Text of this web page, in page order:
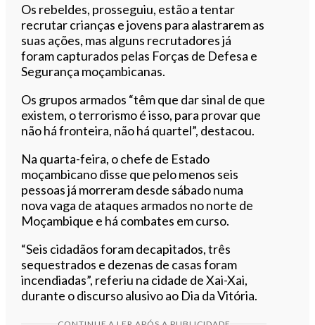
Os rebeldes, prosseguiu, estão a tentar
recrutar crianças e jovens para alastrarem as
suas ações, mas alguns recrutadores já
foram capturados pelas Forças de Defesa e
Segurança moçambicanas.
Os grupos armados “têm que dar sinal de que
existem, o terrorismo é isso, para provar que
não há fronteira, não há quartel”, destacou.
Na quarta-feira, o chefe de Estado
moçambicano disse que pelo menos seis
pessoas já morreram desde sábado numa
nova vaga de ataques armados no norte de
Moçambique e há combates em curso.
“Seis cidadãos foram decapitados, três
sequestrados e dezenas de casas foram
incendiadas”, referiu na cidade de Xai-Xai,
durante o discurso alusivo ao Dia da Vitória.